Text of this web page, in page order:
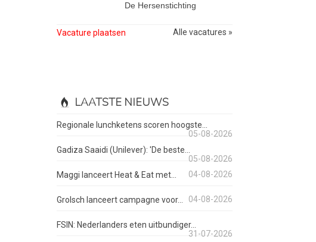
De Hersenstichting
Vacature plaatsen Alle vacatures »
LAATSTE NIEUWS
Regionale lunchketens scoren hoogste...
05-08-2026
Gadiza Saaidi (Unilever): 'De beste...
05-08-2026
Maggi lanceert Heat & Eat met...
04-08-2026
Grolsch lanceert campagne voor... 04-08-2026
FSIN: Nederlanders eten uitbundiger...
31-07-2026